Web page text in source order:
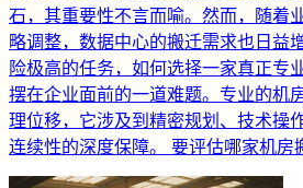
石，其重要性不言而喻。然而，随着
略调整，数据中心的搬迁需求也日益
险极高的任务，如何选择一家真正专
摆在企业面前的一道难题。专业的机
理位移，它涉及到精密规划、技术操
连续性的深度保障。 要评估哪家机房